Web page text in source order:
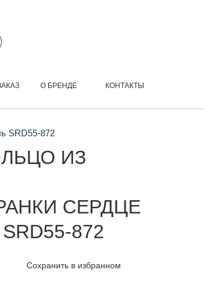
О БРЕНДЕ КОНТАКТЫ
SRD55-872
ИЗ
СЕРДЦЕ
872
Сохранить в избранном